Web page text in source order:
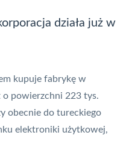
działa już w
kupuje fabrykę w
powierzchni 223 tys.
obecnie do tureckiego
elektroniki użytkowej,